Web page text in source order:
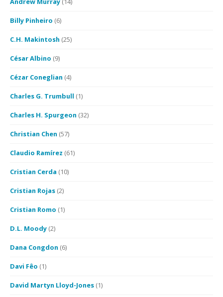
Billy Pinheiro (6)
C.H. Makintosh (25)
César Albino (9)
Cézar Coneglian (4)
Charles G. Trumbull (1)
Charles H. Spurgeon (32)
Christian Chen (57)
Claudio Ramírez (61)
Cristian Cerda (10)
Cristian Rojas (2)
Cristian Romo (1)
D.L. Moody (2)
Dana Congdon (6)
Davi Fêo (1)
David Martyn Lloyd-Jones (1)